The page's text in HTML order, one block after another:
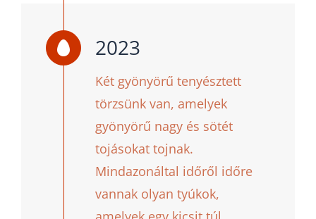
2023
Két gyönyörű tenyésztett
törzsünk van, amelyek
gyönyörű nagy és sötét
tojásokat tojnak.
Mindazonáltal időről időre
vannak olyan tyúkok,